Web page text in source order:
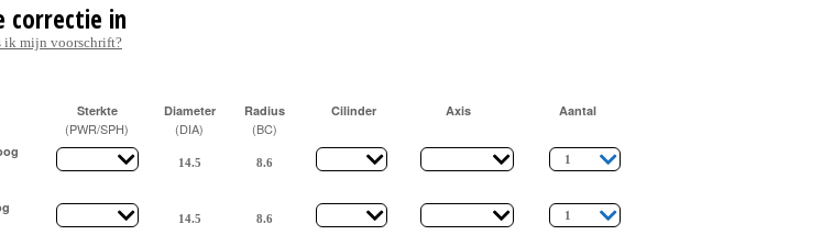
NIEUWE KLANT
correctie in
ik mijn voorschrift?
Sterkte
(PWR/SPH)
Diameter
(DIA)
Radius
(BC)
Cilinder Axis Aantal